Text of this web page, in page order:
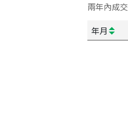
兩年內成交
年月